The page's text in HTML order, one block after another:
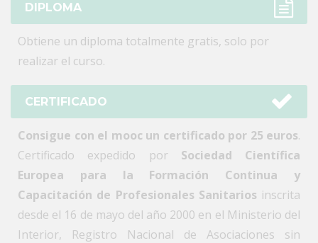
DIPLOMA
Obtiene un diploma totalmente gratis, solo por
realizar el curso.
CERTIFICADO
Consigue con el mooc un certificado por 25 euros.
Certificado expedido por Sociedad Científica
Europea para la Formación Continua y
Capacitación de Profesionales Sanitarios inscrita
desde el 16 de mayo del año 2000 en el Ministerio del
Interior, Registro Nacional de Asociaciones sin